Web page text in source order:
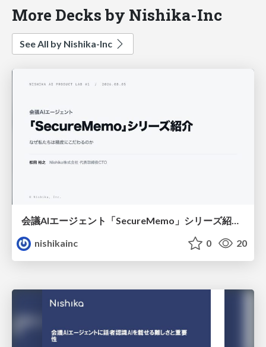
More Decks by Nishika-Inc
See All by Nishika-Inc
会議AIエージェント「SecureMemo」シリーズ紹介 − なぜ私たちは精度に一番こだわるのか
nishikainc
0 20